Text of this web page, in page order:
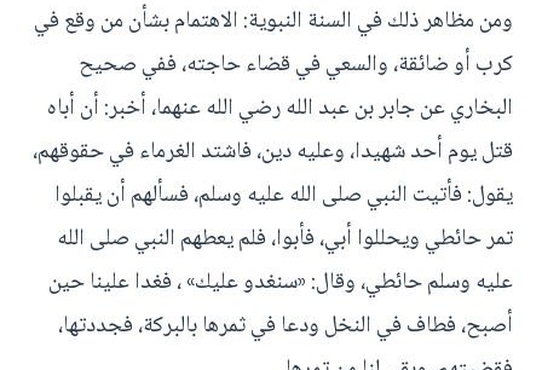
ومن مظاهر ذلك في السنة النبوية: الاهتمام بشأن من وقع في
كرب أو ضائقة، والسعي في قضاء حاجته، ففي صحيح
البخاري عن جابر بن عبد الله رضي الله عنهما، أخبر: أن أباه
قتل يوم أحد شهيدا، وعليه دين، فاشتد الغرماء في حقوقهم،
يقول: فأتيت النبي صلى الله عليه وسلم، فسألهم أن يقبلوا
تمر حائطي ويحللوا أبي، فأبوا، فلم يعطهم النبي صلى الله
عليه وسلم حائطي، وقال: «سنغدو عليك» ، فغدا علينا حين
أصبح، فطاف في النخل ودعا في ثمرها بالبركة، فجددتها،